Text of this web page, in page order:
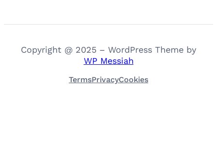
Copyright @ 2025 – WordPress Theme by
WP Messiah
TermsPrivacyCookies